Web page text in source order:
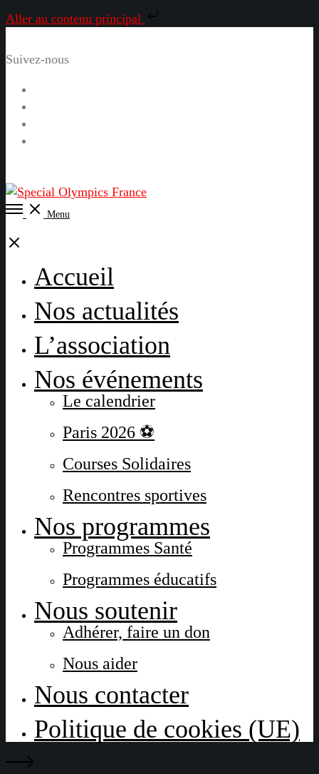
Aller au contenu principal
Suivez-nous
Open
Menu
Close
Accueil
Nos actualités
L’association
Nos événements
Le calendrier
Paris 2026 ⚽
Courses Solidaires
Rencontres sportives
Nos programmes
Programmes Santé
Programmes éducatifs
Nous soutenir
Adhérer, faire un don
Nous aider
Nous contacter
Politique de cookies (UE)